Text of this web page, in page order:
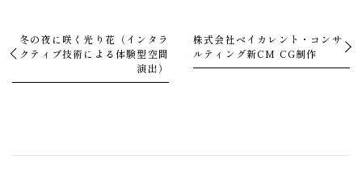
冬の夜に咲く光り花（インタラ
クティブ技術による体験型空間
演出）
株式会社ベイカレント・コンサ
ルティング新CM CG制作